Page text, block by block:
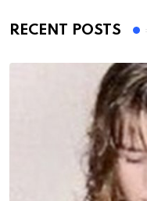
RECENT POSTS